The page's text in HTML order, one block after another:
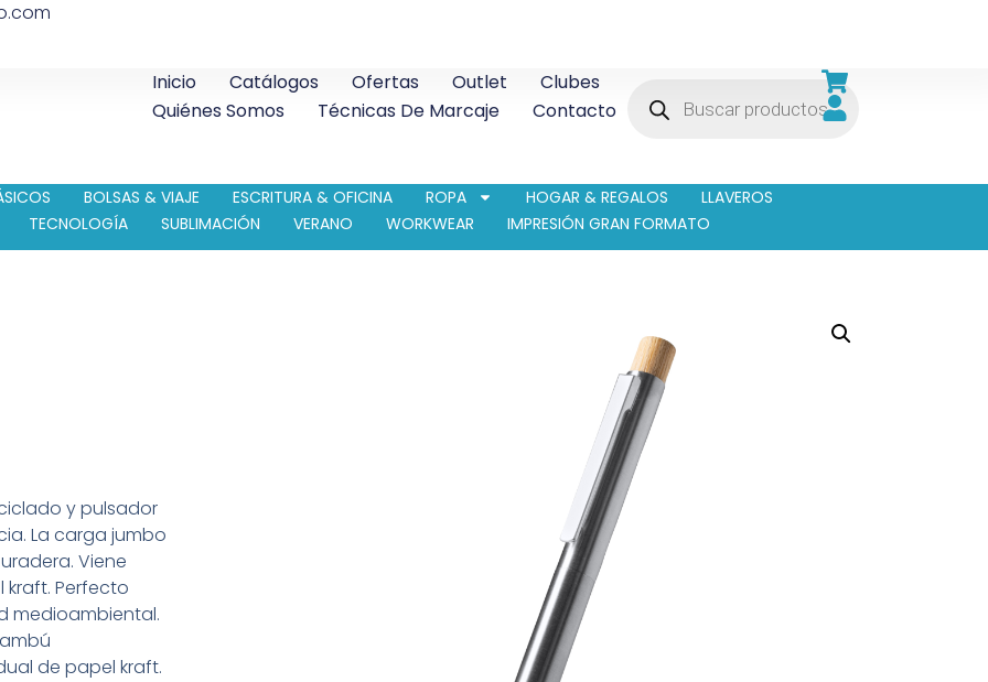
Inicio Catálogos Ofertas Outlet
Clubes
Quiénes Somos
Técnicas De Marcaje Contacto
BOLSAS & VIAJE ESCRITURA & OFICINA ROPA HOGAR & REGALOS
LLAVEROS
TECNOLOGÍA
SUBLIMACIÓN VERANO WORKWEAR IMPRESIÓN GRAN FORMATO
y pulsador
La carga jumbo
Viene
Perfecto
medioambiental.
de papel kraft.